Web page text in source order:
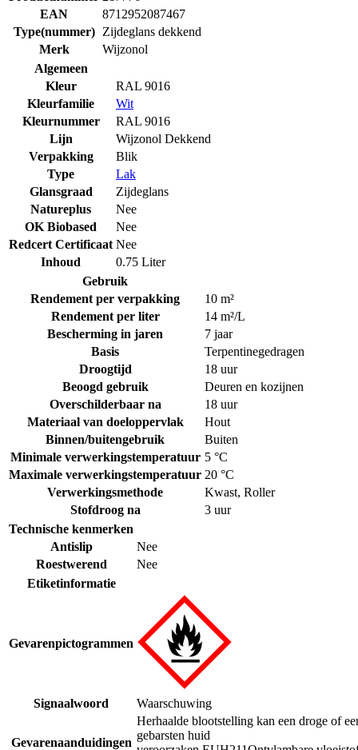
EAN
8712952087467
Type(nummer)
Zijdeglans dekkend
Merk
Wijzonol
Algemeen
Kleur
RAL 9016
Kleurfamilie
Wit
Kleurnummer
RAL 9016
Lijn
Wijzonol Dekkend
Verpakking
Blik
Type
Lak
Glansgraad
Zijdeglans
Natureplus
Nee
OK Biobased
Nee
Redcert Certificaat Nee
Inhoud
0.75 Liter
Gebruik
Rendement per verpakking
10 m²
Rendement per liter
14 m²/L
Bescherming in jaren
7 jaar
Basis
Terpentinegedragen
Droogtijd
18 uur
Beoogd gebruik
Deuren en kozijnen
Overschilderbaar na
18 uur
Materiaal van doeloppervlak
Hout
Binnen/buitengebruik
Buiten
Minimale verwerkingstemperatuur 5 °C
Maximale verwerkingstemperatuur 20 °C
Verwerkingsmethode
Kwast, Roller
Stofdroog na
3 uur
Technische kenmerken
Antislip
Nee
Roestwerend
Nee
Etiketinformatie
Gevarenpictogrammen
Signaalwoord Waarschuwing
Gevarenaanduidingen
Herhaalde blootstelling kan een droge of
gebarsten huid